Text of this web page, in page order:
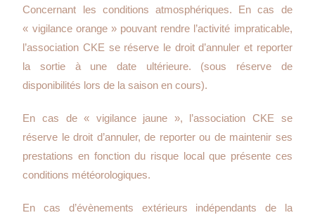
Concernant les conditions atmosphériques. En cas de
« vigilance orange » pouvant rendre l’activité impraticable,
l’association CKE se réserve le droit d’annuler et reporter
la sortie à une date ultérieure. (sous réserve de
disponibilités lors de la saison en cours).
En cas de « vigilance jaune », l’association CKE se
réserve le droit d’annuler, de reporter ou de maintenir ses
prestations en fonction du risque local que présente ces
conditions météorologiques.
En cas d’évènements extérieurs indépendants de la